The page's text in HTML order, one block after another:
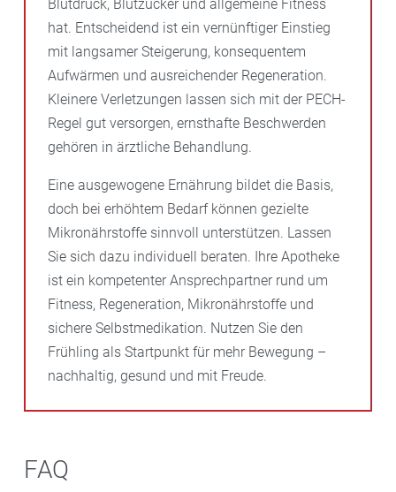
Blutdruck, Blutzucker und allgemeine Fitness
hat. Entscheidend ist ein vernünftiger Einstieg
mit langsamer Steigerung, konsequentem
Aufwärmen und ausreichender Regeneration.
Kleinere Verletzungen lassen sich mit der PECH-
Regel gut versorgen, ernsthafte Beschwerden
gehören in ärztliche Behandlung.
Eine ausgewogene Ernährung bildet die Basis,
doch bei erhöhtem Bedarf können gezielte
Mikronährstoffe sinnvoll unterstützen. Lassen
Sie sich dazu individuell beraten. Ihre Apotheke
ist ein kompetenter Ansprechpartner rund um
Fitness, Regeneration, Mikronährstoffe und
sichere Selbstmedikation. Nutzen Sie den
Frühling als Startpunkt für mehr Bewegung –
nachhaltig, gesund und mit Freude.
FAQ